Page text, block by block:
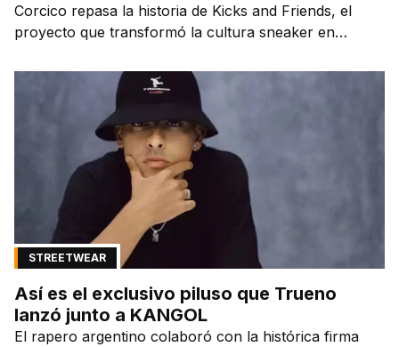
Corcico repasa la historia de Kicks and Friends, el
proyecto que transformó la cultura sneaker en
STREETWEAR
Así es el exclusivo piluso que Trueno
lanzó junto a KANGOL
El rapero argentino colaboró con la histórica firma